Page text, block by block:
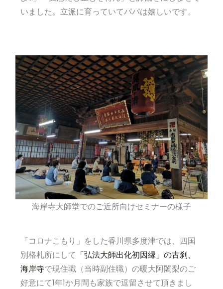
いました。立派に育っていてパパは嬉しいです。
海岸寺大師堂でのご近所向けセミナーの様子
「コロナこもり」をした香川県多度津では、四国
別格札所にして 「弘法大師出化初因縁」の古刹、
海岸寺で現住職（当時副住職）の暖大阿闍梨のご
好意にて1年1か月間も家族で逗留させて頂きまし